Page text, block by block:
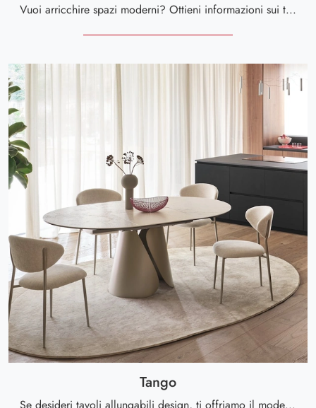
Vuoi arricchire spazi moderni? Ottieni informazioni sui tavoli moderni fissi: il modello da pranzo Tokyo rotondo ti attende.
Tango